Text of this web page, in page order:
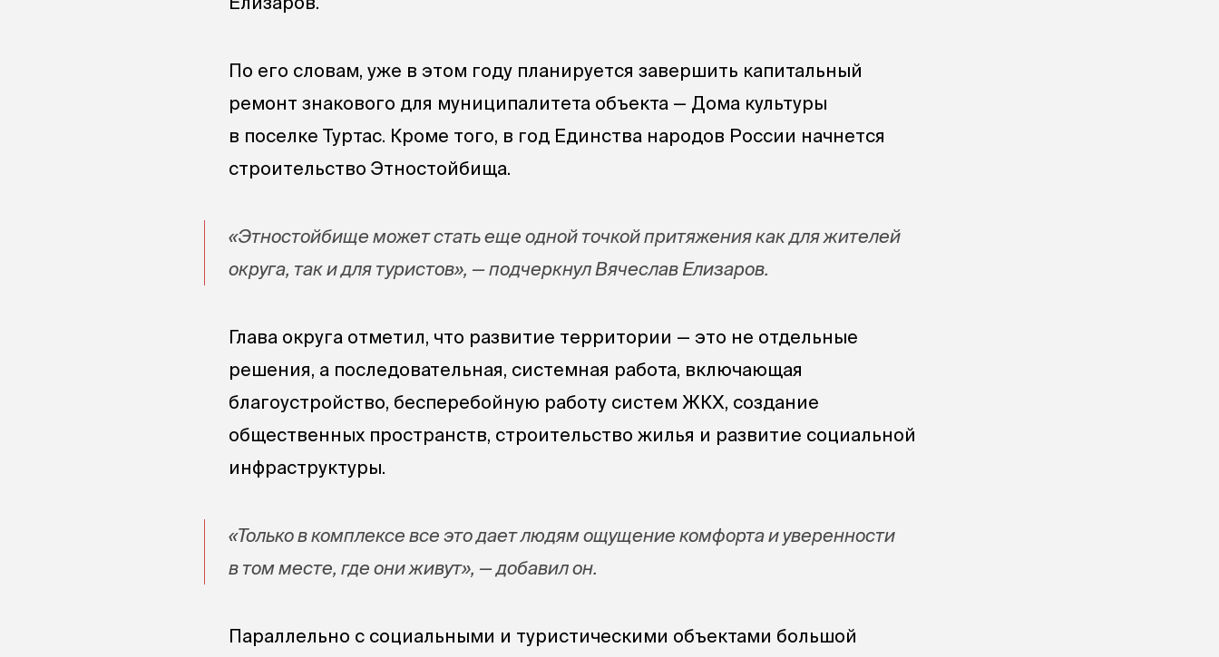
По его словам, уже в этом году планируется завершить капитальный
ремонт знакового для муниципалитета объекта — Дома культуры
в поселке Туртас. Кроме того, в год Единства народов России начнется
строительство Этностойбища.
«Этностойбище может стать еще одной точкой притяжения как для жителей
округа, так и для туристов», — подчеркнул Вячеслав Елизаров.
Глава округа отметил, что развитие территории — это не отдельные
решения, а последовательная, системная работа, включающая
благоустройство, бесперебойную работу систем ЖКХ, создание
общественных пространств, строительство жилья и развитие социальной
инфраструктуры.
«Только в комплексе все это дает людям ощущение комфорта и уверенности
в том месте, где они живут», — добавил он.
Параллельно с социальными и туристическими объектами большой